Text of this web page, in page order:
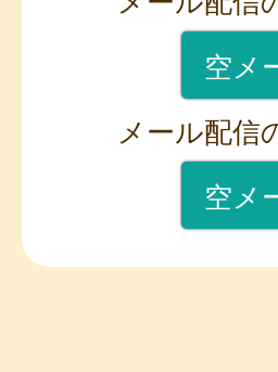
空メ
メール配信
空メ